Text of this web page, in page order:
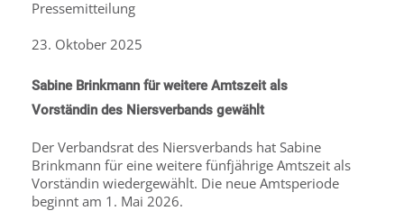
Pressemitteilung
23. Oktober 2025
Sabine Brinkmann für weitere Amtszeit als
Vorständin des Niersverbands gewählt
Der Verbandsrat des Niersverbands hat Sabine
Brinkmann für eine weitere fünfjährige Amtszeit als
Vorständin wiedergewählt. Die neue Amtsperiode
beginnt am 1. Mai 2026.